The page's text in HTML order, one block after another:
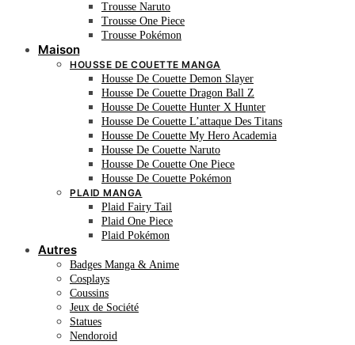
Trousse Naruto
Trousse One Piece
Trousse Pokémon
Maison
HOUSSE DE COUETTE MANGA
Housse De Couette Demon Slayer
Housse De Couette Dragon Ball Z
Housse De Couette Hunter X Hunter
Housse De Couette L’attaque Des Titans
Housse De Couette My Hero Academia
Housse De Couette Naruto
Housse De Couette One Piece
Housse De Couette Pokémon
PLAID MANGA
Plaid Fairy Tail
Plaid One Piece
Plaid Pokémon
Autres
Badges Manga & Anime
Cosplays
Coussins
Jeux de Société
Statues
Nendoroid